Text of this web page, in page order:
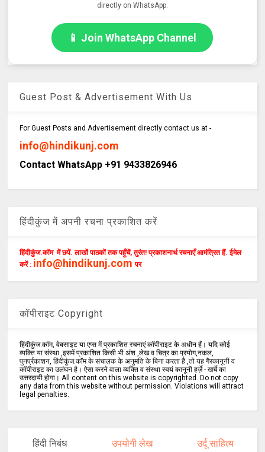
directly on WhatsApp.
📱 Join WhatsApp Channel
Guest Post & Advertisement With Us
For Guest Posts and Advertisement directly contact us at -
info@hindikunj.com
Contact WhatsApp +91 9433826946
हिंदीकुंज में अपनी रचना प्रकाशित करें
हिंदीकुंज.कॉम में छपें. लाखों पाठकों तक पहुँचें, तुरंत! प्रकाशनार्थ रचनाएँ आमंत्रित हैं. ईमेल
करें : info@hindikunj.com पर
कॉपीराइट Copyright
हिंदीकुंज.कॉम, वेबसाइट या एप्स में प्रकाशित रचनाएं कॉपीराइट के अधीन हैं। यदि कोई
व्यक्ति या संस्था ,इसमें प्रकाशित किसी भी अंश ,लेख व चित्र का प्रयोग,नकल,
पुनर्प्रकाशन, हिंदीकुंज.कॉम के संचालक के अनुमति के बिना करता है ,तो यह गैरकानूनी व
कॉपीराइट का उलंघन है। ऐसा करने वाला व्यक्ति व संस्था स्वयं कानूनी हर्ज़े - खर्चे का
उत्तरदायी होगा। All content on this website is copyrighted. Do not copy
any data from this website without permission. Violations will attract
legal penalties.
हिंदी निबंध उपयोगी लेख उर्दू साहित्य